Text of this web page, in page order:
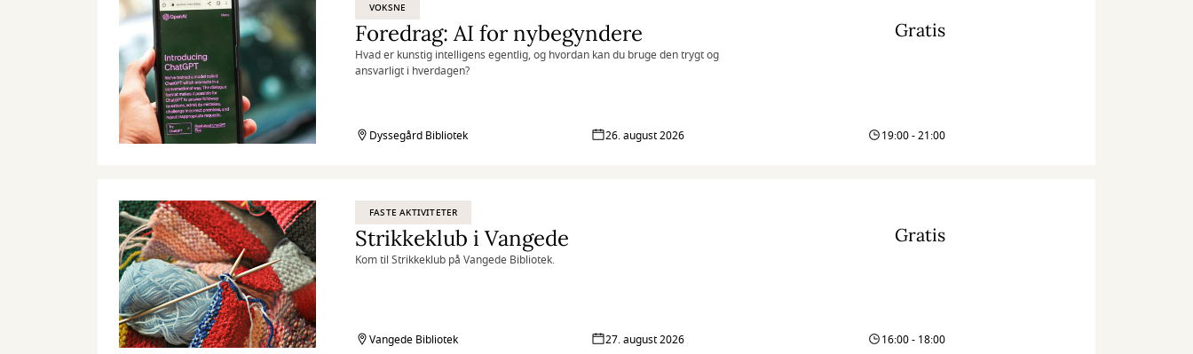
VOKSNE
Foredrag: AI for nybegyndere
Hvad er kunstig intelligens egentlig, og hvordan kan du bruge den trygt og
ansvarligt i hverdagen?
Gratis
Dyssegård Bibliotek 26. august 2026 19:00 - 21:00
FASTE AKTIVITETER
Strikkeklub i Vangede
Kom til Strikkeklub på Vangede Bibliotek.
Gratis
Vangede Bibliotek 27. august 2026 16:00 - 18:00